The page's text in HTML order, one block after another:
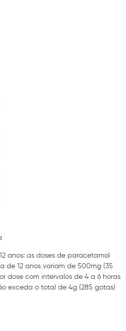
anos: as doses de paracetamol
de 12 anos variam de 500mg (35
dose com intervalos de 4 a 6 horas
exceda o total de 4g (285 gotas)